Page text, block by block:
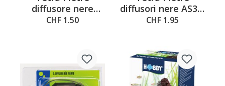
diffusore nere
AS30, AS35, AS40,
CHF 1.50
diffusori nere AS30,
AS35, AS40, AS45
CHF 1.95